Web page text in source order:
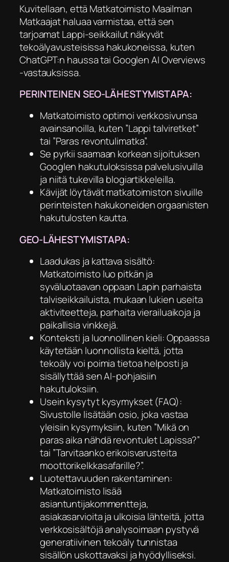
Kuvitellaan, että Matkatoimisto Maailman
Matkaajat haluaa varmistaa, että sen
tarjoamat Lappi-seikkailut näkyvät
tekoälyavusteisissa hakukoneissa, kuten
ChatGPT:n haussa tai Googlen AI Overviews
-vastauksissa.
PERINTEINEN SEO-LÄHESTYMISTAPA:
Matkatoimisto optimoi verkkosivunsa
avainsanoilla, kuten ”Lappi talviretket”
tai ”Paras revontulimatka”.
Se pyrkii saamaan korkean sijoituksen
Googlen hakutuloksissa palvelusivuilla
ja niitä tukevilla blogiartikkeleilla.
Kävijät löytävät matkatoimiston sivuille
perinteisten hakukoneiden orgaanisten
hakutulosten kautta.
GEO-LÄHESTYMISTAPA:
Laadukas ja kattava sisältö:
Matkatoimisto luo pitkän ja
syväluotaavan oppaan Lapin parhaista
talviseikkailuista, mukaan lukien useita
aktiviteetteja, parhaita vierailuaikoja ja
paikallisia vinkkejä.
Konteksti ja luonnollinen kieli: Oppaassa
käytetään luonnollista kieltä, jotta
tekoäly voi poimia tietoa helposti ja
sisällyttää sen AI-pohjaisiin
hakutuloksiin.
Usein kysytyt kysymykset (FAQ):
Sivustolle lisätään osio, joka vastaa
yleisiin kysymyksiin, kuten ”Mikä on
paras aika nähdä revontulet Lapissa?”
tai ”Tarvitaanko erikoisvarusteita
moottorikelkkasafarille?”.
Luotettavuuden rakentaminen:
Matkatoimisto lisää
asiantuntijakommentteja,
asiakasarvioita ja ulkoisia lähteitä, jotta
verkkosisältöjä analysoimaan pystyvä
generatiivinen tekoäly tunnistaa
sisällön uskottavaksi ja hyödylliseksi.